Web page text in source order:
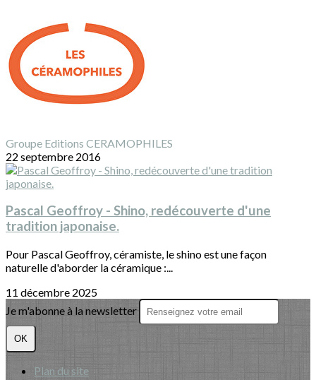
Groupe Editions CERAMOPHILES
22 septembre 2016
Pascal Geoffroy - Shino, redécouverte d'une
tradition japonaise.
Pour Pascal Geoffroy, céramiste, le shino est une façon
naturelle d'aborder la céramique :...
11 décembre 2025
Je m'abonne à la newsletter
OK
Plan du site